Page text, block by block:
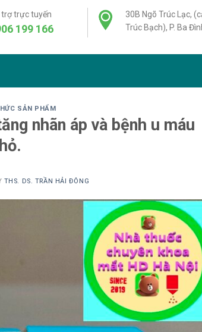
trợ trực tuyến
199 166
30B Ngõ Trúc Lạc,
Trúc Bạch), P. Ba
SẢN PHẨM
nhãn áp và bệnh u máu
THS. DS. TRẦN HẢI ĐÔNG